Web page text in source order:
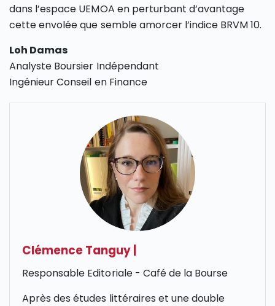
dans l’espace UEMOA en perturbant d’avantage
cette envolée que semble amorcer l’indice BRVM 10.
Loh Damas
Analyste Boursier Indépendant
Ingénieur Conseil en Finance
Clémence Tanguy
Responsable Editoriale - Café de la Bourse
Après des études littéraires et une double